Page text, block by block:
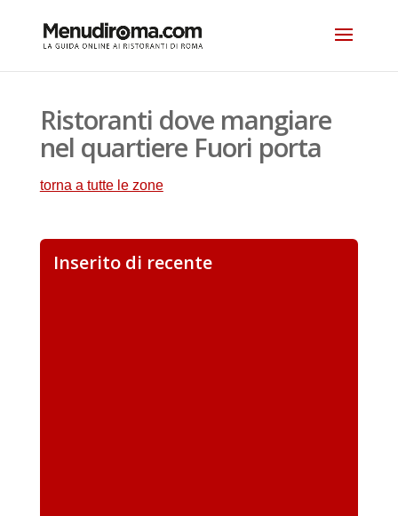
Ristoranti dove mangiare
nel quartiere Fuori porta
torna a tutte le zone
Inserito di recente